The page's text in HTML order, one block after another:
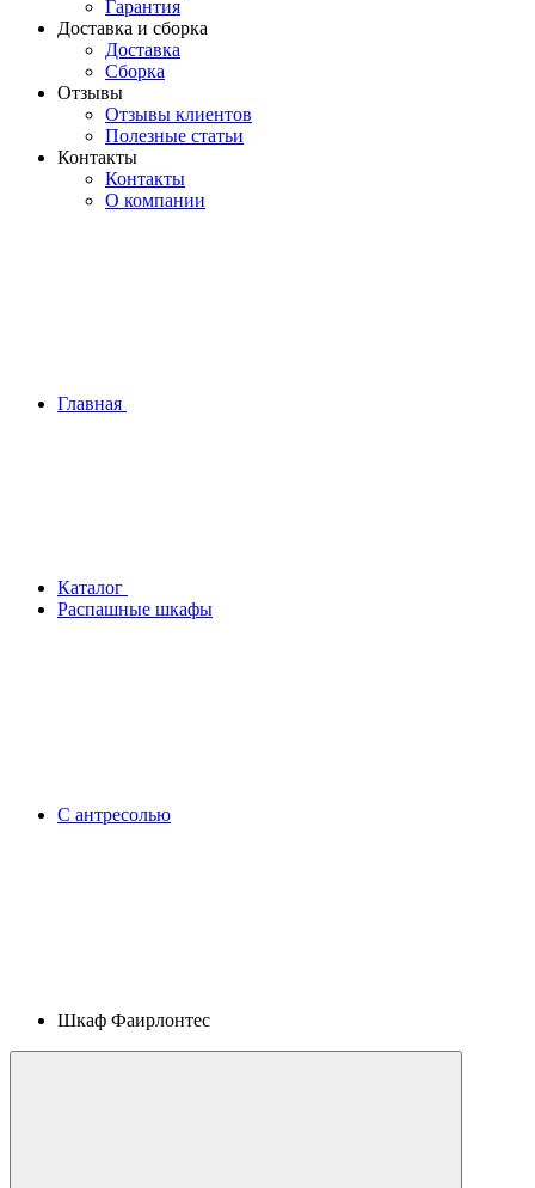
Гарантия
Доставка и сборка
Доставка
Сборка
Отзывы
Отзывы клиентов
Полезные статьи
Контакты
Контакты
О компании
Главная
Каталог
Распашные шкафы
С антресолью
Шкаф Фаирлонтес